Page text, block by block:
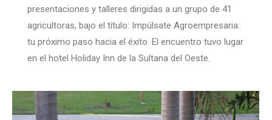
presentaciones y talleres dirigidas a un grupo de 41
agricultoras, bajo el título: Impúlsate Agroempresaria:
tu próximo paso hacia el éxito. El encuentro tuvo lugar
en el hotel Holiday Inn de la Sultana del Oeste.